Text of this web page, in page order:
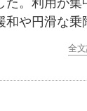
や円滑な乗
全